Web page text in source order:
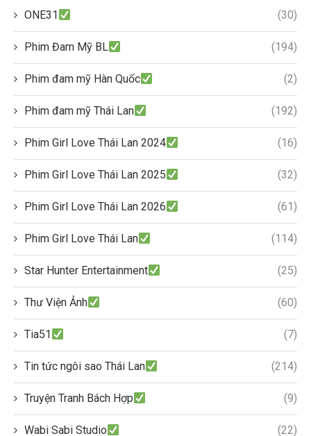
ONE31 (30)
Phim Đam Mỹ BL (194)
Phim đam mỹ Hàn Quốc (2)
Phim đam mỹ Thái Lan (192)
Phim Girl Love Thái Lan 2024 (16)
Phim Girl Love Thái Lan 2025 (32)
Phim Girl Love Thái Lan 2026 (61)
Phim Girl Love Thái Lan (114)
Star Hunter Entertainment (25)
Thư Viện Ảnh (60)
Tia51 (7)
Tin tức ngôi sao Thái Lan (214)
Truyện Tranh Bách Hợp (9)
Wabi Sabi Studio (22)